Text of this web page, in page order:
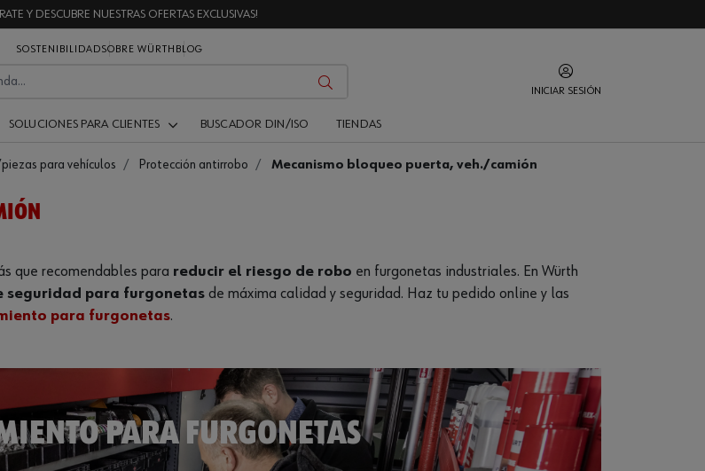
Y DESCUBRE NUESTRAS OFERTAS EXCLUSIVAS!
SOSTENIBILIDADSOBRE WÜRTH BLOG
INICIAR SESIÓN
SOLUCIONES PARA CLIENTES BUSCADOR DIN/ISO TIENDAS
para vehículos Protección antirrobo Mecanismo bloqueo puerta, veh./camión
que recomendables para reducir el riesgo de robo en furgonetas industriales. En Würth
seguridad para furgonetas de máxima calidad y seguridad. Haz tu pedido online y las
para furgonetas.
PARA FURGONETAS